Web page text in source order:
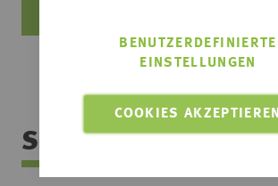
COOKIES AKZEPTIEREN
BENUTZERDEFINIERTE
EINSTELLUNGEN
Sortimentsübersicht